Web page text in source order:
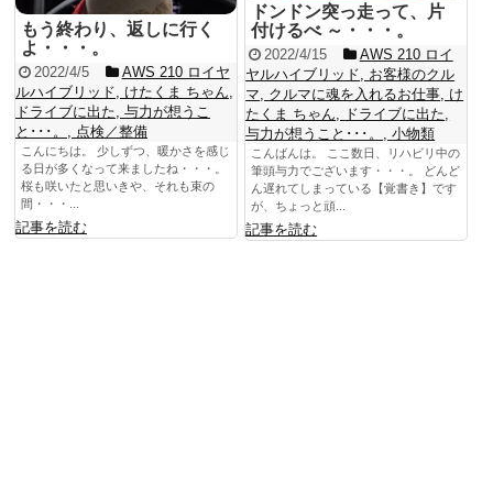
ドンドン突っ走って、片
付けるべ ～・・・。
2022/4/15
AWS 210 ロイ
ヤルハイブリッド
お客様のクル
マ
クルマに魂を入れるお仕事 け
たくま ちゃん
ドライブに出た
与力が想うこと･･･。
,小物類
こんばんは。 ここ数日、リハビリ中の
筆頭与力でございます・・・。 どんど
ん遅れてしまっている【覚書き】です
が、ちょっと頑...
記事を読む
もう終わり、返しに行く
よ・・・。
2022/4/5
AWS 210 ロイヤ
ルハイブリッド
けたくま ちゃん
ドライブに出た 与力が想うこ
と･･･。
点検／整備
こんにちは。 少しずつ、暖かさを感じ
る日が多くなって来ましたね・・・。
桜も咲いたと思いきや、それも束の
間・・・...
記事を読む